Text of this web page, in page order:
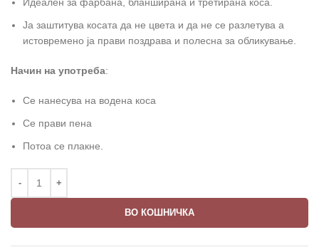
Ја заштитува косата да не цвета и да не се разлетува а
истовремено ја прави поздрава и полесна за обликување.
Начин на употреба:
Се нанесува на водена коса
Се прави пена
Потоа се плакне.
ВО КОШНИЧКА